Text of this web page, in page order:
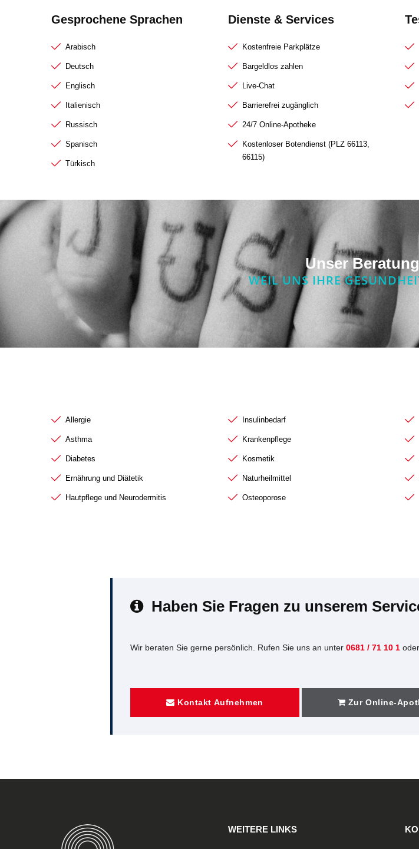
Gesprochene Sprachen
Arabisch
Deutsch
Englisch
Italienisch
Russisch
Spanisch
Türkisch
Dienste & Services
Kostenfreie Parkplätze
Bargeldlos zahlen
Live-Chat
Barrierefrei zugänglich
24/7 Online-Apotheke
Kostenloser Botendienst (PLZ 66113,
66115)
Unser
WEIL UNS IHRE
Allergie
Asthma
Diabetes
Ernährung und Diätetik
Hautpflege und Neurodermitis
Insulinbedarf
Krankenpflege
Kosmetik
Naturheilmittel
Osteoporose
Haben Sie Fragen zu unserem
Wir beraten Sie gerne persönlich. Rufen Sie uns an unter 0681 / 71 10 1
Kontakt Aufnehmen Zur Online-
WEITERE LINKS